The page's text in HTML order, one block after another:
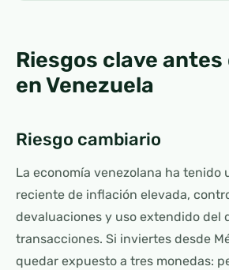
Riesgos clave
en Venezuela
Riesgo cambiario
La economía venezolana ha tenido
reciente de inflación elevada,
devaluaciones y uso extendido del
transacciones. Si inviertes desde
quedar expuesto a tres monedas: